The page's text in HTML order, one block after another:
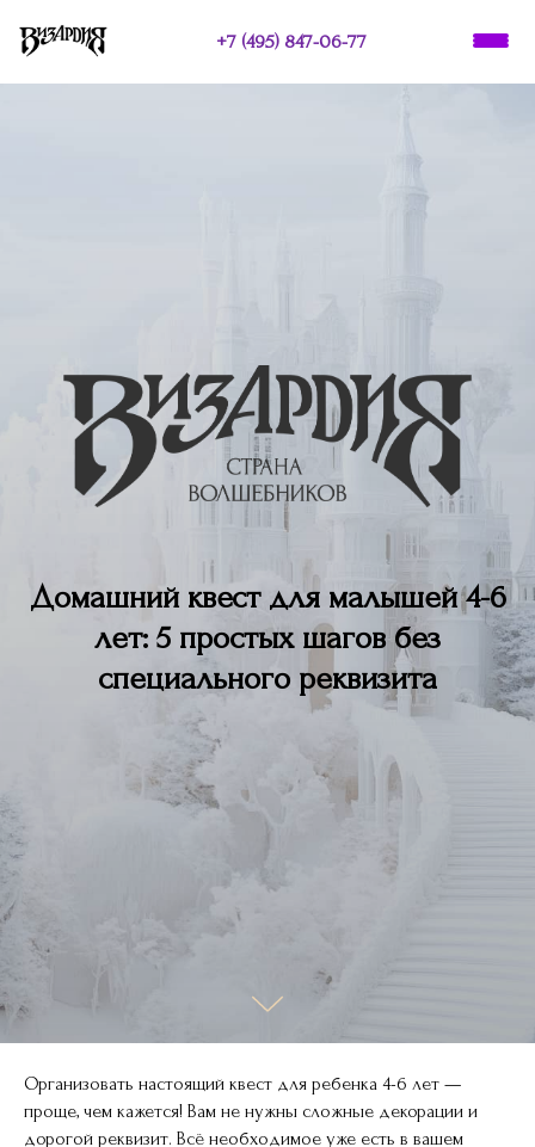
+7 (495) 847-06-77
Домашний квест для малышей 4-6
лет: 5 простых шагов без
специального реквизита
Организовать настоящий квест для ребенка 4-6 лет —
проще, чем кажется! Вам не нужны сложные декорации и
дорогой реквизит. Всё необходимое уже есть в вашем
ПРОМОКОД